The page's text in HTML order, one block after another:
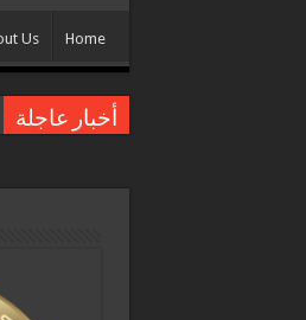
Home
Us
أخبار عاجلة